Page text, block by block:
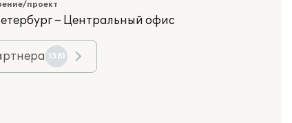
проект
– Центральный офис
1581